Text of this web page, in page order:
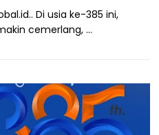
Di usia ke-385 ini,
cemerlang, ...